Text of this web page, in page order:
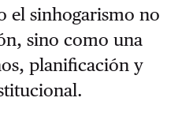
el sinhogarismo no
sino como una
planificación y